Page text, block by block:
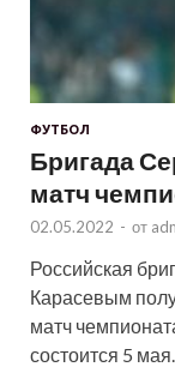
ФУТБОЛ
Бригада
матч
02.05.2022 - от
Российская
Карасевым
матч
состоится 5 мая.